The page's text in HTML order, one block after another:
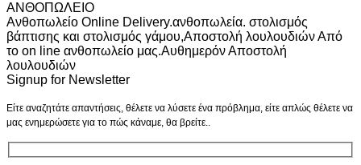
ΑΝΘΟΠΩΛΕΙΟ
Ανθοπωλείο Online Delivery.ανθοπωλεία. στολισμός
βάπτισης και στολισμός γάμου,Αποστολή λουλουδιών Από
το on line ανθοπωλείο μας.Αυθημερόν Αποστολή
λουλουδιών
Signup for Newsletter
Είτε αναζητάτε απαντήσεις, θέλετε να λύσετε ένα πρόβλημα, είτε απλώς θέλετε να
μας ενημερώσετε για το πώς κάναμε, θα βρείτε..